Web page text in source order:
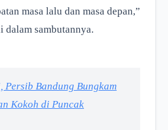
masa lalu dan masa depan,”
sambutannya.
Persib Bandung Bungkam
Kokoh di Puncak